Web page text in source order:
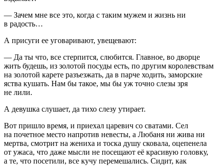
— Зачем мне все это, когда с таким мужем и жизнь ни
в радость…
А присуги ее уговаривают, увещевают:
— Да ты что, все стерпится, слюбится. Главное, во дворце
жить будешь, из золотой посуды есть, по другим королевствам
на золотой карете разъезжать, да в парче ходить, заморские
яства кушать. Нам бы такое, мы бы уж точно слезы зря
не лили.
А девушка слушает, да тихо слезу утирает.
Вот пришло время, и приехал царевич со сватами. Сел
на почетное место напротив невесты, а Любаня ни жива ни
мертва, смотрит на жениха и тоска душу сковала, оцепенела
от ужаса, что даже мысли не посещают её красивую головку,
а те, что посетили, все кучу перемешались. Сидит, как